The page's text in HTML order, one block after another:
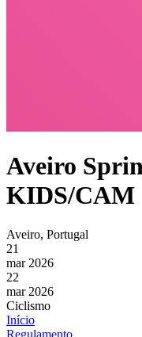
Aveiro
KIDS/CAM
Aveiro, Portugal
21
mar 2026
22
mar 2026
Ciclismo
Início
Regulamento